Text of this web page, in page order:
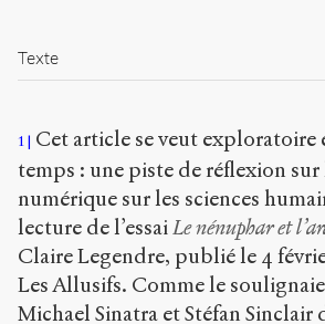
Attribution-
NonCommercial-
ShareAlike 4.0
International
(CC BY-NC-SA
4.0)
Accéder
Texte
1
Cet article se veut exploratoire
temps : une piste de réflexion
numérique sur les sciences
lecture de l’essaiLe nénuphar et
Claire Legendre, publié le 4
Les Allusifs. Comme le
Michael Sinatra et Stéfan Sinclair